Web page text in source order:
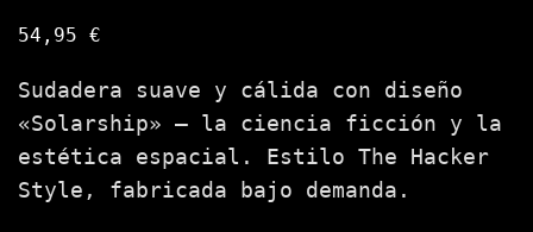
54,95 €
Sudadera suave y cálida con diseño
«Solarship» — la ciencia ficción y la
estética espacial. Estilo The Hacker
Style, fabricada bajo demanda.